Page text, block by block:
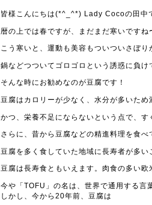
皆様こんにちは(*^_^*) Lady Cocoの田中
暦の上では春ですが、まだまだ寒いですね
こう寒いと、運動も美容もついついさぼり
鍋などつついてゴロゴロという誘惑に負け
そんな時にお勧めなのが豆腐です！
豆腐はカロリーが少なく、水分が多いため
かつ、栄養不足にならないという点で、す
さらに、昔から豆腐などの精進料理を食べ
豆腐を多く食していた地域に長寿者が多い
豆腐は長寿食ともいえます。肉食の多い欧
今や「TOFU」の名は、世界で通用する言
しかし、今から20年前、豆腐は